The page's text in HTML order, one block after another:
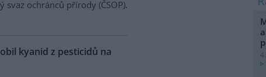
svaz ochránců přírody (ČSOP).
kyanid z pesticidů na